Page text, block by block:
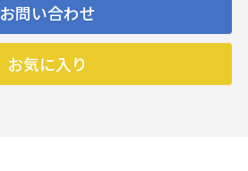
お問い合わせ
お気に入り